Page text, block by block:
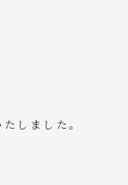
しました。